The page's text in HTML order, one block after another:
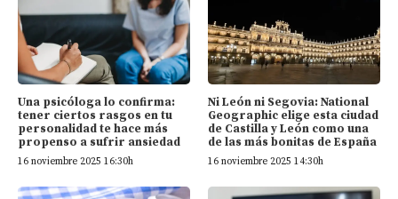
Una psicóloga lo confirma:
tener ciertos rasgos en tu
personalidad te hace más
propenso a sufrir ansiedad
16 noviembre 2025 16:30h
Ni León ni Segovia: National
Geographic elige esta ciudad
de Castilla y León como una
de las más bonitas de España
16 noviembre 2025 14:30h